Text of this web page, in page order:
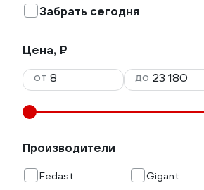
Забрать сегодня
Цена, ₽
от
до
Производители
Fedast
Gigant